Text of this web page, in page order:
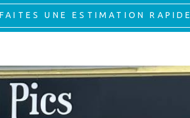
FAITES UNE ESTIMATION RAPIDE